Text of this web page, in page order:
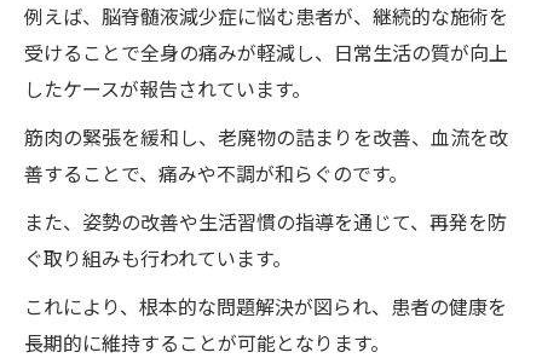
痛みの根本原因にアプローチする施術法
自然形体療法の代表的な手技とその効果
自宅でできる自然形体療法のセルフケア
定期的なワイルドボディの整体通院がもた
らす健康のメリット
痛みの再発を防ぐためのアドバイス
実際の施術動画で見る自然形体療法の実践
ワイルドボディの整体で脳脊髄液減少症を克服
し健康を取り戻すストーリー
例えば、脳脊髄液減少症に悩む患者が、継続的な施術を
受けることで全身の痛みが軽減し、日常生活の質が向上
したケースが報告されています。
筋肉の緊張を緩和し、老廃物の詰まりを改善、血流を改
善することで、痛みや不調が和らぐのです。
また、姿勢の改善や生活習慣の指導を通じて、再発を防
ぐ取り組みも行われています。
これにより、根本的な問題解決が図られ、患者の健康を
長期的に維持することが可能となります。